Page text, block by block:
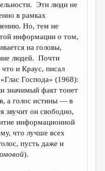
Эти люди не
в рамках
Но, тем не
информации о том,
на головы,
людей. Почти
и Краус, писал
Господа» (1968):
значимый факт тонет
а голос истины — в
звучит он свободно,
информационной
что лучше всех
пусть даже и
).